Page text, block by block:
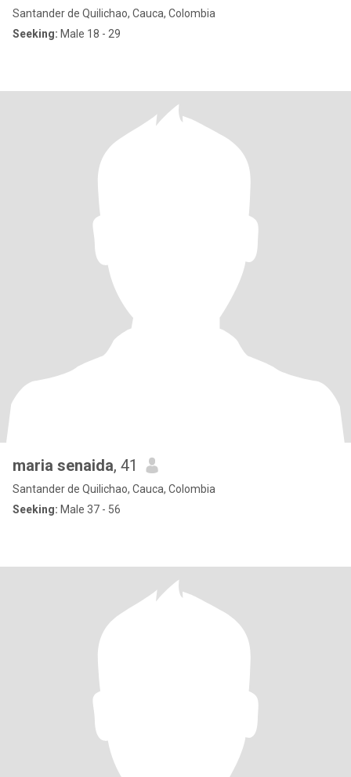
Santander de Quilichao, Cauca, Colombia
Seeking: Male 18 - 29
maria senaida, 41
Santander de Quilichao, Cauca, Colombia
Seeking: Male 37 - 56